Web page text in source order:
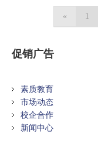
« 1
促销广告
素质教育
市场动态
校企合作
新闻中心